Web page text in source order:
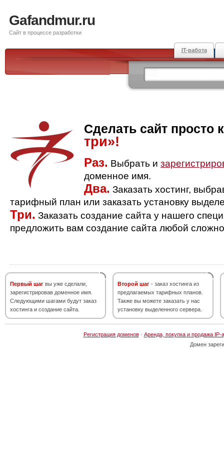
Gafandmur.ru
Сайт в процессе разработки
IT-работа
Сделать сайт просто
три»!
Раз. Выбрать и
доменное имя.
Два. Заказать хостинг,
тарифный план или заказать установку
Три. Заказать создание сайта у нашего
предложить вам создание сайта любой
Первый шаг вы уже сделали,
зарегистрировав доменное имя.
Следующими шагами будут заказ
хостинга и создание сайта.
Второй шаг - заказ хостинга из
предлагаемых тарифных планов.
Также вы можете заказать у нас
установку выделенного сервера.
Регистрация доменов· Аренда, покупка и продажа IP-
Домен